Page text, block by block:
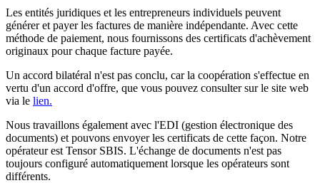
Les entités juridiques et les entrepreneurs individuels peuvent
générer et payer les factures de manière indépendante. Avec cette
méthode de paiement, nous fournissons des certificats d'achèvement
originaux pour chaque facture payée.
Un accord bilatéral n'est pas conclu, car la coopération s'effectue en
vertu d'un accord d'offre, que vous pouvez consulter sur le site web
via le lien.
Nous travaillons également avec l'EDI (gestion électronique des
documents) et pouvons envoyer les certificats de cette façon. Notre
opérateur est Tensor SBIS. L'échange de documents n'est pas
toujours configuré automatiquement lorsque les opérateurs sont
différents.